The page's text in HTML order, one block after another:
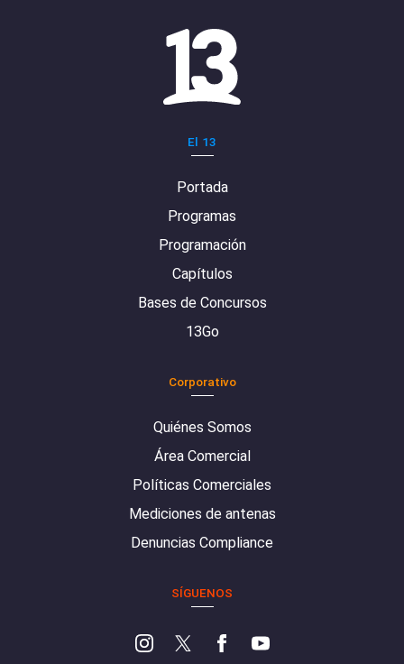
El 13
Portada
Programas
Programación
Capítulos
Bases de Concursos
13Go
Corporativo
Quiénes Somos
Área Comercial
Políticas Comerciales
Mediciones de antenas
Denuncias Compliance
SÍGUENOS